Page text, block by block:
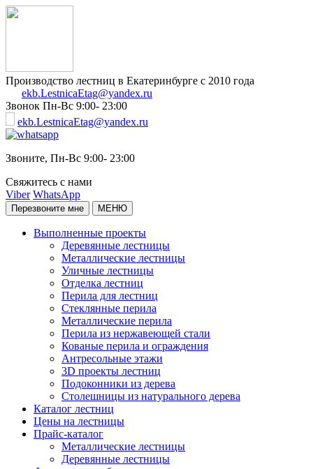
Производство лестниц в Екатеринбурге с 2010 года
ekb.LestnicaEtag@yandex.ru
Звонок Пн-Вс 9:00- 23:00
ekb.LestnicaEtag@yandex.ru
Звоните, Пн-Вс 9:00- 23:00
Свяжитесь с нами
Viber WhatsApp
Перезвоните мне МЕНЮ
Выполненные проекты
Деревянные лестницы
Металлические лестницы
Уличные лестницы
Отделка лестниц
Перила для лестниц
Стеклянные перила
Металлические перила
Перила из нержавеющей стали
Кованые перила и ограждения
Антресольные этажи
3D проекты лестниц
Подоконники из дерева
Столешницы из натурального дерева
Каталог лестниц
Цены на лестницы
Прайс-каталог
Металлические лестницы
Деревянные лестницы